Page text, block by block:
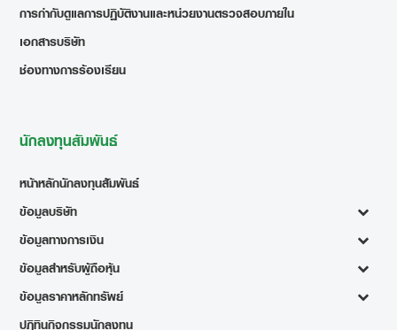
การกำกับดูแลการปฏิบัติงานและหน่วยงานตรวจสอบภายใน
เอกสารบริษัท
ช่องทางการร้องเรียน
นักลงทุนสัมพันธ์
หน้าหลักนักลงทุนสัมพันธ์
ข้อมูลบริษัท
ข้อมูลทางการเงิน
ข้อมูลสำหรับผู้ถือหุ้น
ข้อมูลราคาหลักทรัพย์
ปฏิทินกิจกรรมนักลงทุน